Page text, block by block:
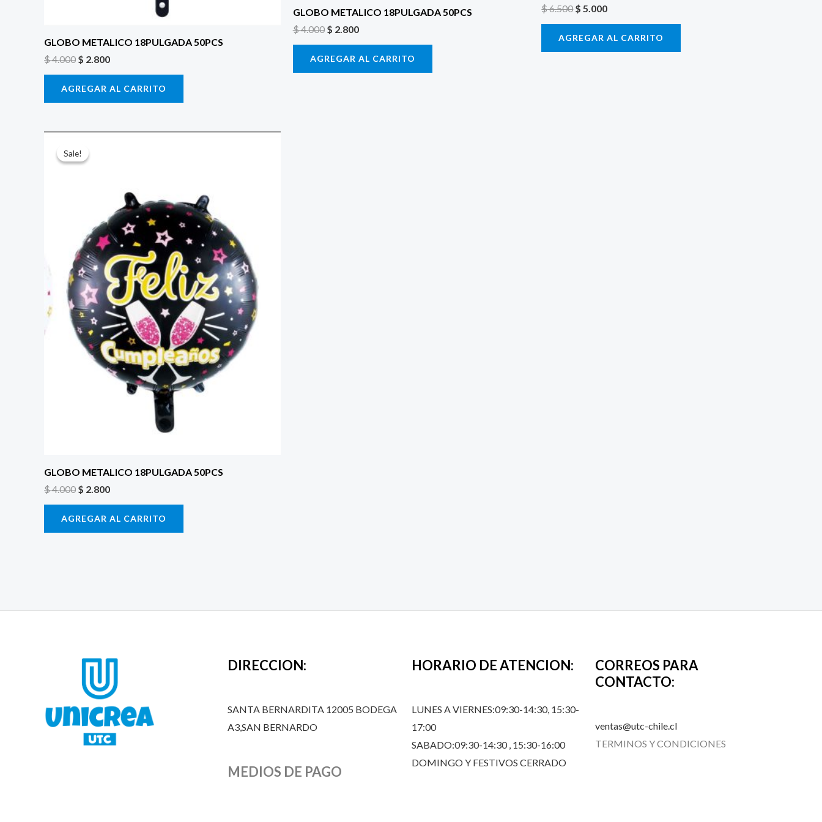
GLOBO METALICO 18PULGADA 50PCS
$4.000 $ 2.800
AGREGAR AL CARRITO
GLOBO METALICO 18PULGADA 50PCS
$4.000 $ 2.800
AGREGAR AL CARRITO
$6.500$ 5.000
AGREGAR AL CARRITO
Sale!
Sale!
GLOBO METALICO 18PULGADA 50PCS
$4.000
precio
original
$ 2.800
AGREGAR AL CARRITO
DIRECCION:
SANTA BERNARDITA 12005 BODEGA
A3,SAN BERNARDO
MEDIOS DE PAGO
HORARIO DE ATENCION:
LUNES A VIERNES:09:30-14:30, 15:30-
17:00
SABADO:09:30-14:30 , 15:30-16:00
DOMINGO Y FESTIVOS CERRADO
CORREOS PARA
CONTACTO:
ventas@utc-chile.cl
TERMINOS Y CONDICIONES